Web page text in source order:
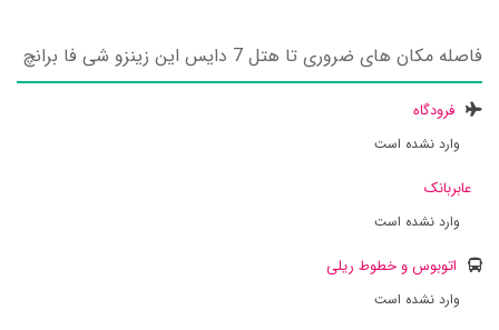
فاصله مکان های ضروری تا هتل 7 دایس این زینزو شی فا برانچ
فرودگاه
وارد نشده است
عابربانک
وارد نشده است
اتوبوس و خطوط ریلی
وارد نشده است